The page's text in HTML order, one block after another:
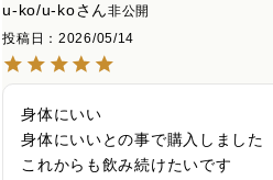
u-ko/u-ko
非公開
投稿日
2026/05/14
身体にいい
身体にいいとの事で購入しました
これからも飲み続けたいです